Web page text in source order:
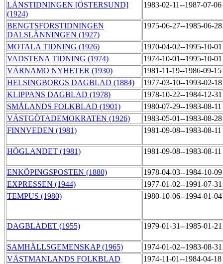
LÄNSTIDNINGEN [ÖSTERSUND]
(1924)
1983-02-11--1987-07-06
BENGTSFORSTIDNINGEN
DALSLÄNNINGEN (1927)
1975-06-27--1985-06-
MOTALA TIDNING (1926)
1970-04-02--1995-10-
VADSTENA TIDNING (1974)
1974-10-01--1995-10-
VÄRNAMO NYHETER (1930)
1981-11-19--1986-09-15
HELSINGBORGS DAGBLAD (1884)
1977-03-10--1993-02-
KLIPPANS DAGBLAD (1978)
1978-10-22--1984-12-
SMÅLANDS FOLKBLAD (1901)
1980-07-29--1983-08-11
VÄSTGÖTADEMOKRATEN (1926)
1983-05-01--1983-08-
FINNVEDEN (1981)
1981-09-08--1983-08-11
HÖGLANDET (1981) 1981-09-08--1983-08-11
ENKÖPINGSPOSTEN (1880)
1978-04-03--1984-10-
EXPRESSEN (1944)
1977-01-02--1991-07-
TEMPUS (1980)
1980-10-06--1994-01-
DAGBLADET (1955) 1979-01-31--1985-01-
SAMHÄLLSGEMENSKAP (1965)
1974-01-02--1983-08-
VÄSTMANLANDS FOLKBLAD
1974-11-01--1984-04-18